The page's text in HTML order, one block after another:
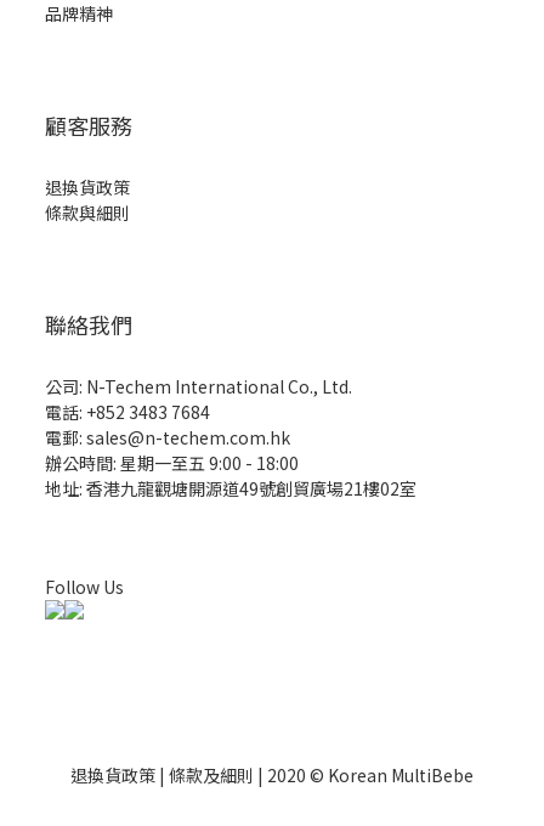
品牌精神
顧客服務
退換貨政策
條款與細則
聯絡我們
公司: N-Techem International Co., Ltd.
電話: +852 3483 7684
電郵: sales@n-techem.com.hk
辦公時間: 星期一至五 9:00 - 18:00
地址: 香港九龍觀塘開源道49號創貿廣場21樓02室
Follow Us
退換貨政策 | 條款及細則 | 2020 © Korean MultiBebe